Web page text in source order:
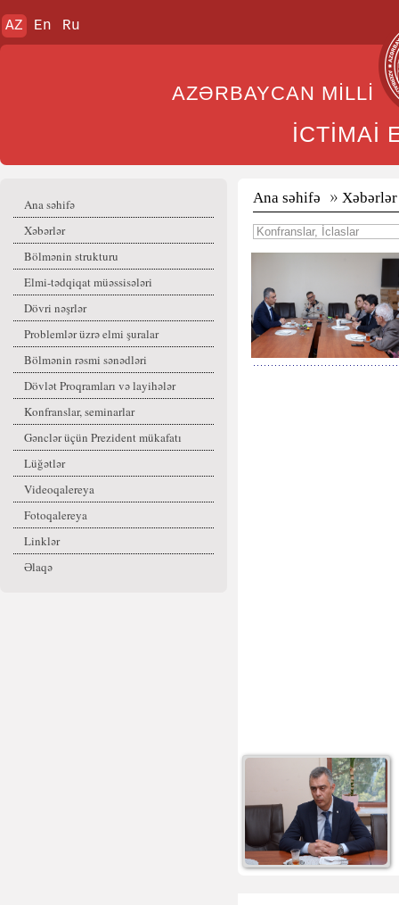
AZ En Ru
AZƏRBAYCAN
İCTİMAİ
Ana səhifə
Xəbərlər
Bölmənin strukturu
Elmi-tədqiqat müəssisələri
Dövri nəşrlər
Problemlər üzrə elmi şuralar
Bölmənin rəsmi sənədləri
Dövlət Proqramları və layihələr
Konfranslar, seminarlar
Gənclər üçün Prezident mükafatı
Lüğətlər
Videoqalereya
Fotoqalereya
Linklər
Əlaqə
Ana səhifə Xəbərlər